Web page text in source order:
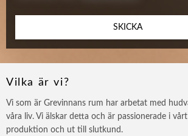
SKICKA
Vilka är vi?
Vi som är Grevinnans rum har arbetat med
våra liv. Vi älskar detta och är passionerade i
produktion och ut till slutkund.